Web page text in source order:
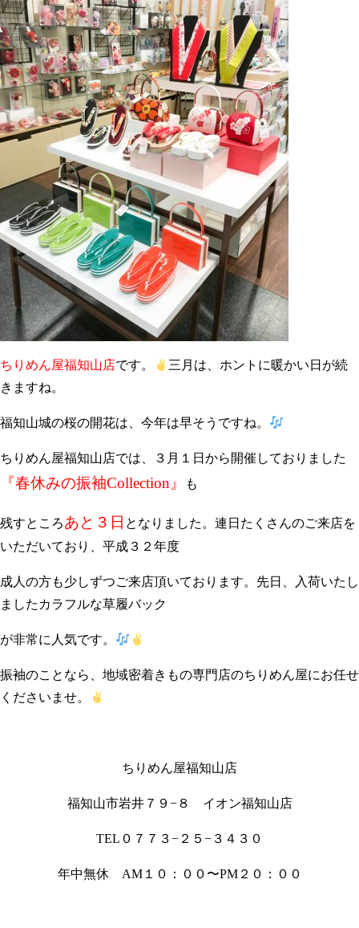
ちりめん屋福知山店です。
三月は、ホントに暖かい日が続
きますね。
福知山城の桜の開花は、今年は早そうですね。
ちりめん屋福知山店では、３月１日から開催しておりました
『春休みの振袖Collection』 も
残すところあと３日 となりました。連日たくさんのご来店を
いただいており、平成３２年度
成人の方も少しずつご来店頂いております。先日、入荷いたし
ましたカラフルな草履バック
が非常に人気です。
振袖のことなら、地域密着きもの専門店のちりめん屋にお任せ
くださいませ。
ちりめん屋福知山店
福知山市岩井７９−８ イオン福知山店
TEL０７７３−２５−３４３０
年中無休 AM１０：００〜PM２０：００